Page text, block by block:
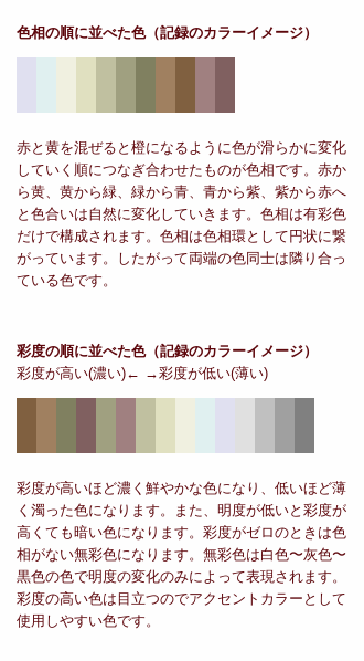
色相の順に並べた色（記録のカラーイメージ）
赤と黄を混ぜると橙になるように色が滑らかに変化
していく順につなぎ合わせたものが色相です。赤か
ら黄、黄から緑、緑から青、青から紫、紫から赤へ
と色合いは自然に変化していきます。色相は有彩色
だけで構成されます。色相は色相環として円状に繋
がっています。したがって両端の色同士は隣り合っ
ている色です。
彩度の順に並べた色（記録のカラーイメージ）
彩度が高い(濃い)← →彩度が低い(薄い)
彩度が高いほど濃く鮮やかな色になり、低いほど薄
く濁った色になります。また、明度が低いと彩度が
高くても暗い色になります。彩度がゼロのときは色
相がない無彩色になります。無彩色は白色〜灰色〜
黒色の色で明度の変化のみによって表現されます。
彩度の高い色は目立つのでアクセントカラーとして
使用しやすい色です。